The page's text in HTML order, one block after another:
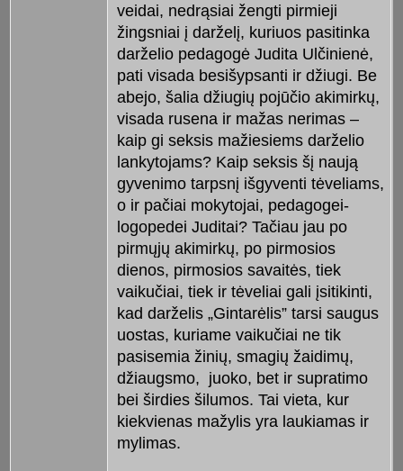
veidai, nedrąsiai žengti pirmieji
žingsniai į darželį, kuriuos pasitinka
darželio pedagogė Judita Ulčinienė,
pati visada besišypsanti ir džiugi. Be
abejo, šalia džiugių pojūčio akimirkų,
visada rusena ir mažas nerimas –
kaip gi seksis mažiesiems darželio
lankytojams? Kaip seksis šį naują
gyvenimo tarpsnį išgyventi tėveliams,
o ir pačiai mokytojai, pedagogei-
logopedei Juditai? Tačiau jau po
pirmųjų akimirkų, po pirmosios
dienos, pirmosios savaitės, tiek
vaikučiai, tiek ir tėveliai gali įsitikinti,
kad darželis „Gintarėlis” tarsi saugus
uostas, kuriame vaikučiai ne tik
pasisemia žinių, smagių žaidimų,
džiaugsmo, juoko, bet ir supratimo
bei širdies šilumos. Tai vieta, kur
kiekvienas mažylis yra laukiamas ir
mylimas.